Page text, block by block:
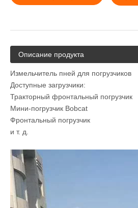
Описание продукта
Измельчитель пней для погрузчиков
Доступные загрузчики:
Тракторный фронтальный погрузчик
Мини-погрузчик Bobcat
Фронтальный погрузчик
и т. д.